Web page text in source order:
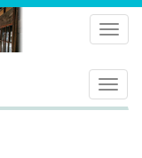
メ
ニ